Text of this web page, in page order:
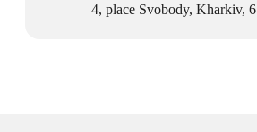
4, place Svobody, Kharkiv,